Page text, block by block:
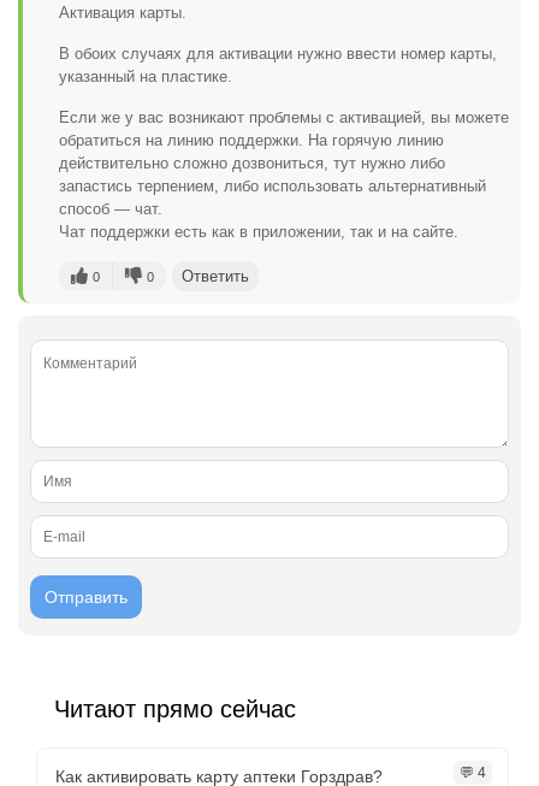
Активация карты.
В обоих случаях для активации нужно ввести номер карты,
указанный на пластике.
Если же у вас возникают проблемы с активацией, вы можете
обратиться на линию поддержки. На горячую линию
действительно сложно дозвониться, тут нужно либо
запастись терпением, либо использовать альтернативный
способ — чат.
Чат поддержки есть как в приложении, так и на сайте.
0 0 Ответить
Читают прямо сейчас
Как активировать карту аптеки Горздрав? 💬 4